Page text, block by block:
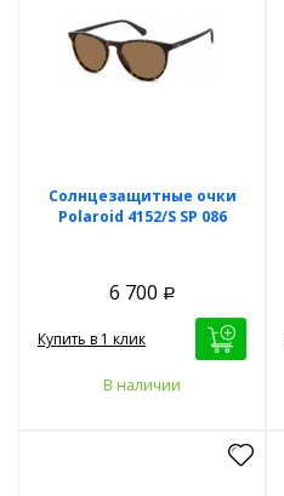
Солнцезащитные очки
Polaroid 4152/S SP 086
6 700 Р
Купить в 1 клик
В наличии